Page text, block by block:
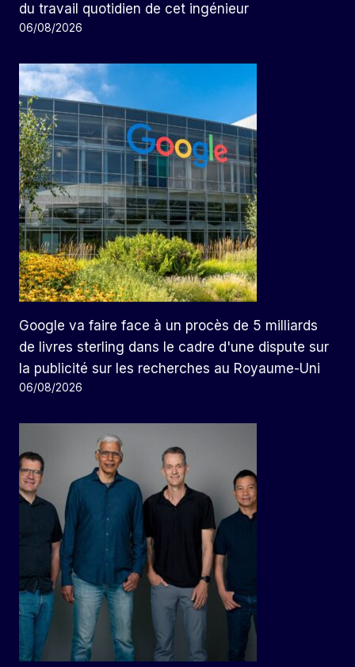
du travail quotidien de cet ingénieur
06/08/2026
Google va faire face à un procès de 5 milliards
de livres sterling dans le cadre d'une dispute sur
la publicité sur les recherches au Royaume-Uni
06/08/2026